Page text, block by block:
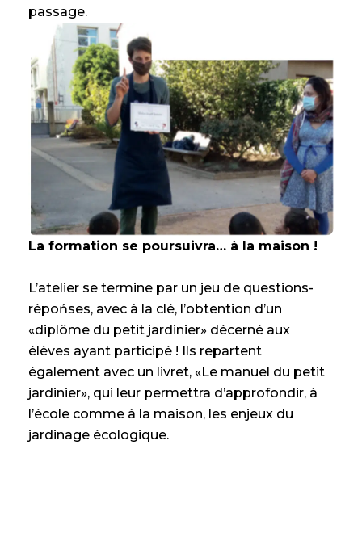
passage.
La formation se poursuivra… à la maison !
L’atelier se termine par un jeu de questions-
répońses, avec à la clé, l’obtention d’un
«diplôme du petit jardinier» décerné aux
élèves ayant participé ! Ils repartent
également avec un livret, «Le manuel du petit
jardinier», qui leur permettra d’approfondir, à
l’école comme à la maison, les enjeux du
jardinage écologique.